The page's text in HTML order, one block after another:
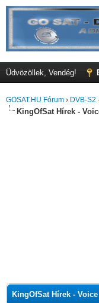
Üdvözöllek, Vendég!
GOSAT.HU Fórum › DVB-S2
KingOfSat Hírek -
KingOfSat Hírek -